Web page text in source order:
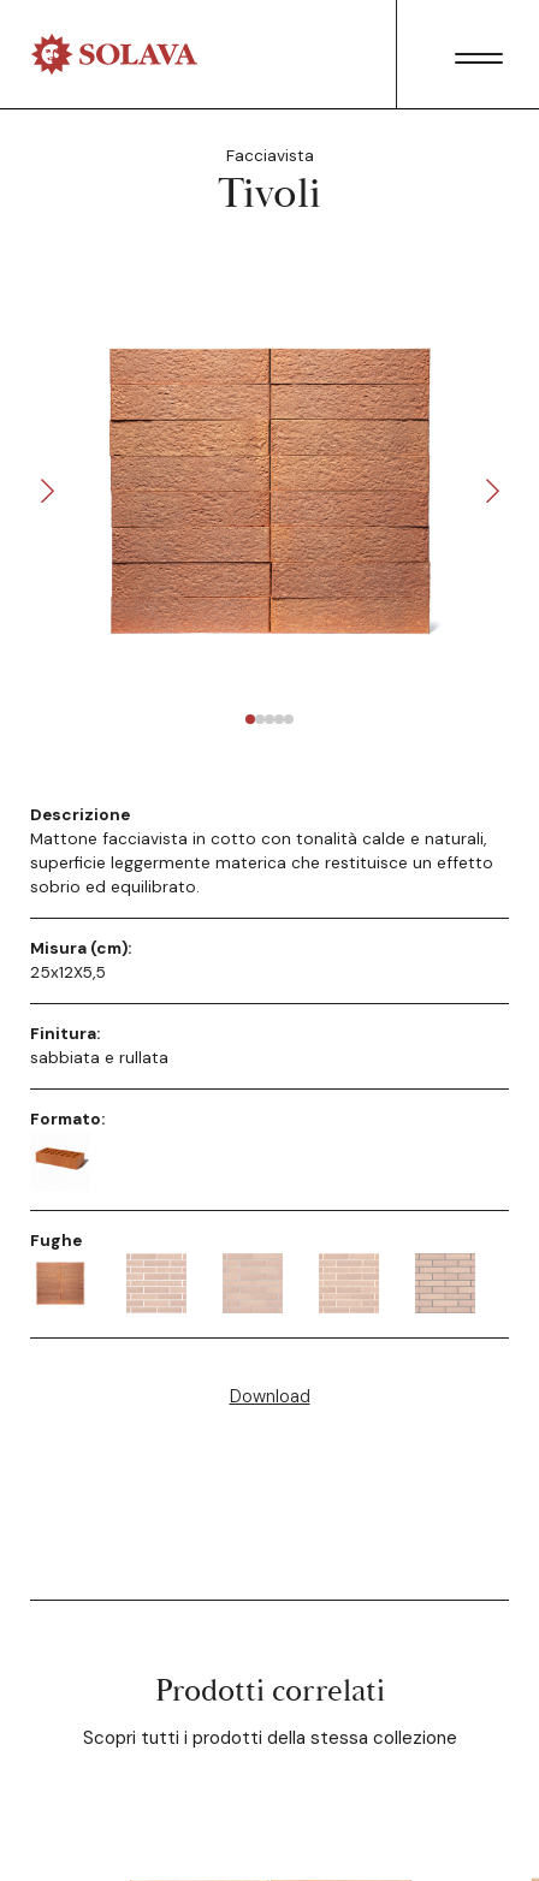
Facciavista
Tivoli
Descrizione
Mattone facciavista in cotto con tonalità calde e naturali,
superficie leggermente materica che restituisce un effetto
sobrio ed equilibrato.
Misura (cm):
25x12X5,5
Finitura:
sabbiata e rullata
Formato:
Fughe
Download
Prodotti correlati
Scopri tutti i prodotti della stessa collezione